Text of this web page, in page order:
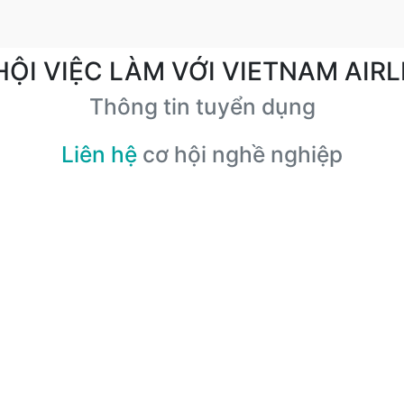
VIỆC LÀM VỚI VIETNAM
Thông tin tuyển dụng
Liên hệ cơ hội nghề nghiệp